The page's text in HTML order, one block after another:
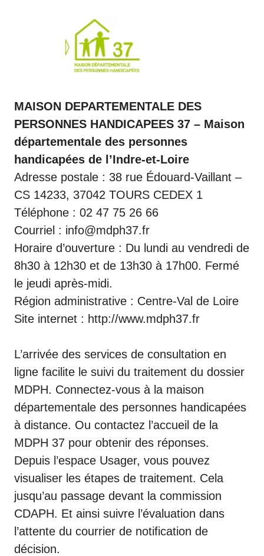
MAISON DEPARTEMENTALE DES
PERSONNES HANDICAPEES 37 – Maison
départementale des personnes
handicapées de l’Indre-et-Loire
Adresse postale : 38 rue Édouard-Vaillant –
CS 14233, 37042 TOURS CEDEX 1
Téléphone : 02 47 75 26 66
Courriel : info@mdph37.fr
Horaire d’ouverture : Du lundi au vendredi de
8h30 à 12h30 et de 13h30 à 17h00. Fermé
le jeudi après-midi.
Région administrative : Centre-Val de Loire
Site internet : http://www.mdph37.fr
L’arrivée des services de consultation en
ligne facilite le suivi du traitement du dossier
MDPH. Connectez-vous à la maison
départementale des personnes handicapées
à distance. Ou contactez l’accueil de la
MDPH 37 pour obtenir des réponses.
Depuis l’espace Usager, vous pouvez
visualiser les étapes de traitement. Cela
jusqu’au passage devant la commission
CDAPH. Et ainsi suivre l’évaluation dans
l’attente du courrier de notification de
décision.